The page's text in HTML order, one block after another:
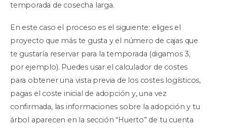
temporada de cosecha larga.
En este caso el proceso es el siguiente: eliges el
proyecto que más te gusta y el número de cajas que
te gustaría reservar para la temporada (digamos 3,
por ejemplo). Puedes usar el calculador de costes
para obtener una vista previa de los costes logísticos,
pagas el coste inicial de adopción y, una vez
confirmada, las informaciones sobre la adopción y tu
árbol aparecen en la sección “Huerto” de tu cuenta